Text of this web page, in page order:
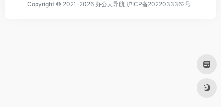
Copyright © 2021-2026 办公人导航 沪ICP备2022033362号